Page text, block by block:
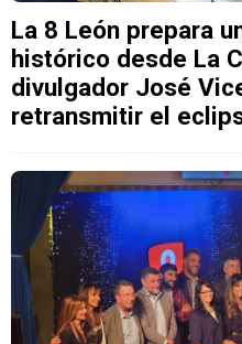
La 8 León prepara
histórico desde La
divulgador José
retransmitir el